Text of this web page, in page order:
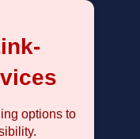
options to